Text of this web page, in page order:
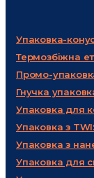
Упаковка-
Термозбіжна
Промо-
Гнучка
Упаковка для
Упаковка з
Упаковка з
Упаковка для